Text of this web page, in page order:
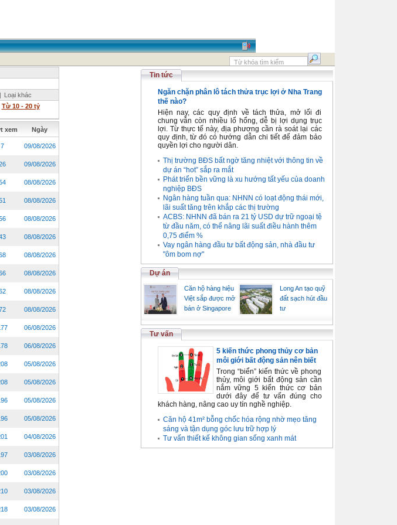
| Loại khác
Từ 10 - 20 tỷ
xem
Ngày
7 09/08/2026
09/08/2026
08/08/2026
08/08/2026
08/08/2026
08/08/2026
08/08/2026
08/08/2026
08/08/2026
08/08/2026
06/08/2026
06/08/2026
05/08/2026
05/08/2026
05/08/2026
05/08/2026
04/08/2026
03/08/2026
03/08/2026
03/08/2026
03/08/2026
Tin tức
Ngăn chặn phân lô tách thửa trục lợi ở Nha Trang
thế nào?
Hiện nay, các quy định về tách thửa, mở lối đi
chung vẫn còn nhiều lổ hổng, dễ bị lợi dụng trục
lợi. Từ thực tế này, địa phương cần rà soát lại các
quy định, từ đó có hướng dẫn chi tiết để đảm bảo
quyền lợi cho người dân.
Thị trường BĐS bất ngờ tăng nhiệt với thông tin về
dự án “hot” sắp ra mắt
Phát triển bền vững là xu hướng tất yếu của doanh
nghiệp BĐS
Ngân hàng tuần qua: NHNN có loạt động thái mới,
lãi suất tăng trên khắp các thị trường
ACBS: NHNN đã bán ra 21 tỷ USD dự trữ ngoại tệ
từ đầu năm, có thể nâng lãi suất điều hành thêm
0,75 điểm %
Vay ngân hàng đầu tư bất động sản, nhà đầu tư
"ôm bom nợ"
Dự án
Căn hộ hàng hiệu
Việt sắp được mở
bán ở Singapore
Long An tạo quỹ
đất sạch hút đầu
tư
Tư vấn
5 kiến thức phong thủy cơ bản
môi giới bất động sản nên biết
Trong “biển” kiến thức về phong
thủy, môi giới bất động sản cần
nắm vững 5 kiến thức cơ bản
dưới đây để tư vấn đúng cho
khách hàng, nâng cao uy tín nghề nghiệp.
Căn hộ 41m² bỗng chốc hóa rộng nhờ mẹo tăng
sáng và tận dụng góc lưu trữ hợp lý
Tư vấn thiết kế không gian sống xanh mát